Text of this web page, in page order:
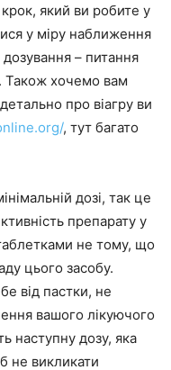
який ви робите у
у міру наближення
– питання
Також хочемо вам
про віагру ви
, тут багато
дозі, так це
препарату у
не тому, що
цього засобу.
від пастки, не
вашого лікуючого
наступну дозу, яка
не викликати